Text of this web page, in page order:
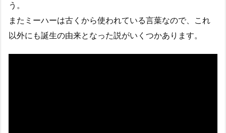
う。
またミーハーは古くから使われている言葉なので、これ
以外にも誕生の由来となった説がいくつかあります。